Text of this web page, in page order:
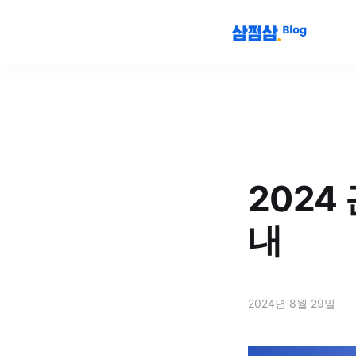
2024
내
2024년 8월 29일